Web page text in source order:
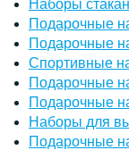
Наборы
Подарочные
Подарочные
Спортивные
Подарочные
Подарочные
Наборы для
Подарочные